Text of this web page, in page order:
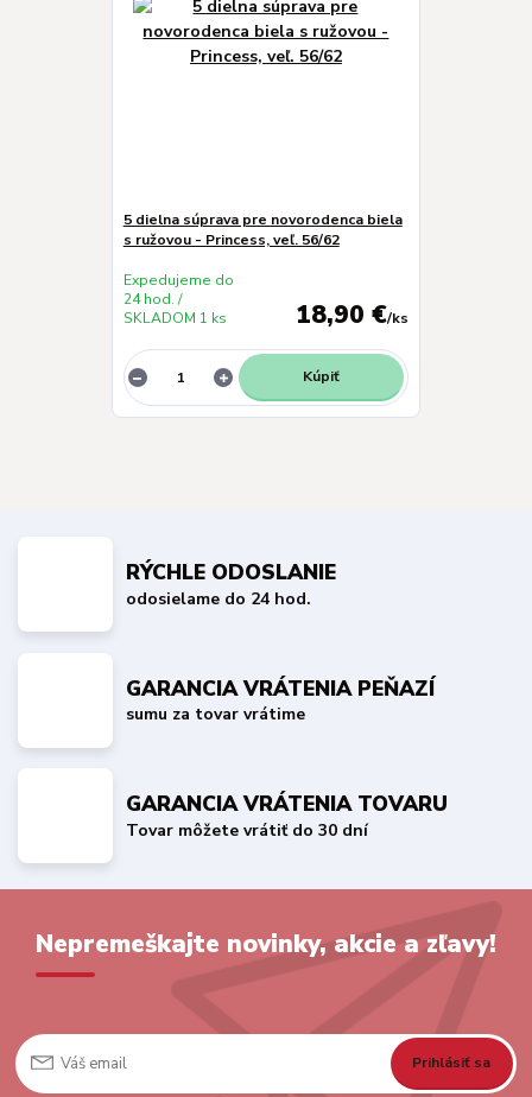
5 dielna súprava pre novorodenca biela
s ružovou - Princess, veľ. 56/62
18,90 €/ks
Expedujeme do
24 hod. /
SKLADOM 1 ks
Kúpiť
RÝCHLE ODOSLANIE
odosielame do 24 hod.
GARANCIA VRÁTENIA PEŇAZÍ
sumu za tovar vrátime
GARANCIA VRÁTENIA TOVARU
Tovar môžete vrátiť do 30 dní
Nepremeškajte novinky, akcie a zľavy!
Prihlásiť sa